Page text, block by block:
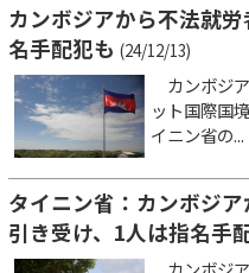
カンボジアから不法就
名手配犯も (24/12/13)
カンボジ
ット国際国
イニン省の...
タイニン省：カンボジ
引き受け、1人は指名手